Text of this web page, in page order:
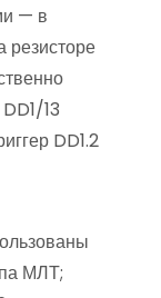
— в
резисторе
13
DD1.2
МЛТ;